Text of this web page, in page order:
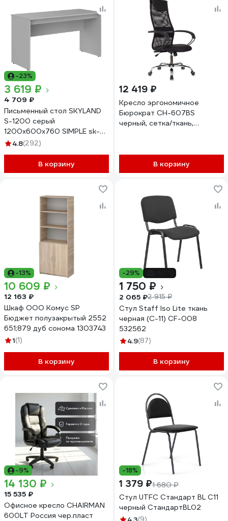
-23%
3 619 ₽
4 709 ₽
Письменный стол SKYLAND
S-1200 серый
1200x600x760 SIMPLE sk-
01186763
4.8(292)
В корзину
12 419 ₽
Кресло эргономичное
Бюрократ CH-607BS
черный, сетка/ткань,
В корзину
-13%
10 609 ₽
12 163 ₽
Шкаф ООО Комус SP
Бюджет полузакрытый 2552
651;879 дуб сонома 1303743
1(1)
В корзину
-29%
1 750 ₽
2 065 ₽2 915 ₽
Стул Staff Iso Lite ткань
черная (С-11) CF-008
532562
4.9(87)
В корзину
-9%
14 130 ₽
15 535 ₽
Офисное кресло CHAIRMAN
600LT Россия чер.пласт
-18%
1 379 ₽1 680 ₽
Стул UTFC Стандарт BL С11
черный СтандартBL02
(9)